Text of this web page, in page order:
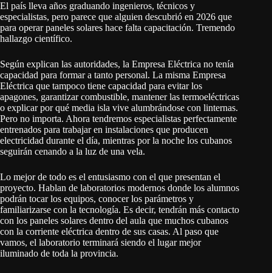
El país lleva años graduando ingenieros, técnicos y
especialistas, pero parece que alguien descubrió en 2026 que
para operar paneles solares hace falta capacitación. Tremendo
hallazgo científico.
Según explican las autoridades, la Empresa Eléctrica no tenía
capacidad para formar a tanto personal. La misma Empresa
Eléctrica que tampoco tiene capacidad para evitar los
apagones, garantizar combustible, mantener las termoeléctricas
o explicar por qué media isla vive alumbrándose con linternas.
Pero no importa. Ahora tendremos especialistas perfectamente
entrenados para trabajar en instalaciones que producen
electricidad durante el día, mientras por la noche los cubanos
seguirán cenando a la luz de una vela.
Lo mejor de todo es el entusiasmo con el que presentan el
proyecto. Hablan de laboratorios modernos donde los alumnos
podrán tocar los equipos, conocer los parámetros y
familiarizarse con la tecnología. Es decir, tendrán más contacto
con los paneles solares dentro del aula que muchos cubanos
con la corriente eléctrica dentro de sus casas. Al paso que
vamos, el laboratorio terminará siendo el lugar mejor
iluminado de toda la provincia.